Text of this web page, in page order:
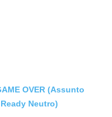
OVER (Assunto
Neutro)